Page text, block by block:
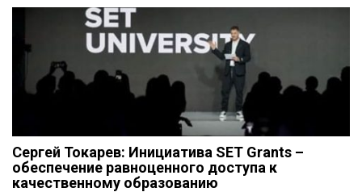
Сергей Токарев: Инициатива SET Grants –
обеспечение равноценного доступа к
качественному образованию